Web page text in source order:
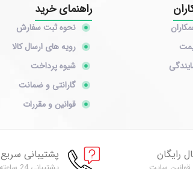
راهنمای خرید
نحوه ثبت سفارش
رویه های ارسال کالا
شیوه پرداخت
گارانتی و ضمانت
قوانین و مقررات
رایگان پشتیبانی سریع